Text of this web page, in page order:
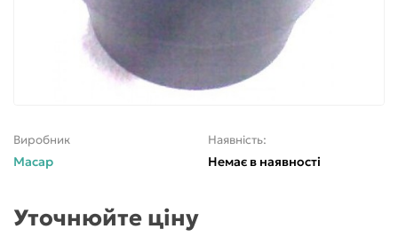
Виробник
Macap
Наявність:
Немає в наявності
Уточнюйте ціну